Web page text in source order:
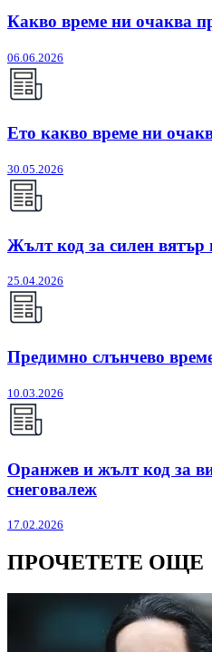
Какво време ни очаква
06.06.2026
Ето какво време ни
30.05.2026
Жълт код за силен вятър
25.04.2026
Предимно слънчево
10.03.2026
Оранжев и жълт код за
снеговалеж
17.02.2026
ПРОЧЕТЕТЕ ОЩЕ